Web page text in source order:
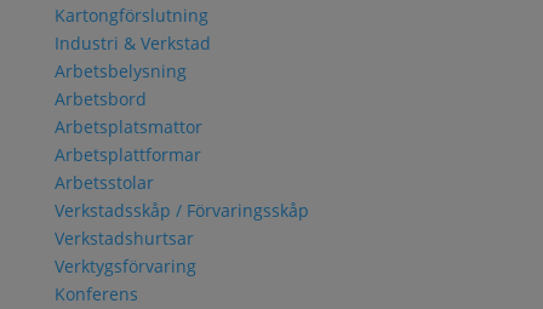
Kartongförslutning
Industri & Verkstad
Arbetsbelysning
Arbetsbord
Arbetsplatsmattor
Arbetsplattformar
Arbetsstolar
Verkstadsskåp / Förvaringsskåp
Verkstadshurtsar
Verktygsförvaring
Konferens